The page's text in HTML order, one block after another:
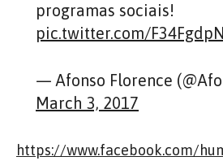
programas sociais!
pic.twitter.com/
— Afonso Florence
March 3, 2017
https://www.facebook.com/